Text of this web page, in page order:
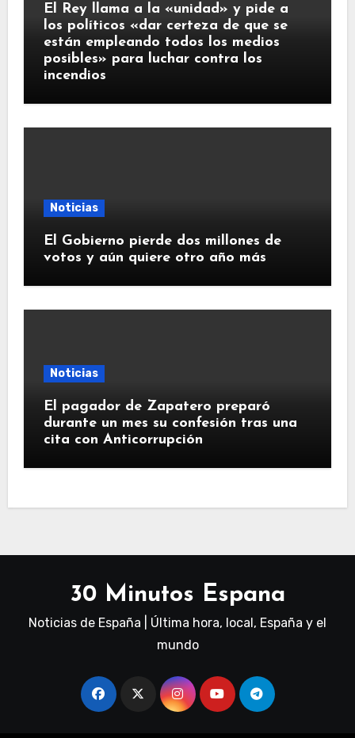
El Rey llama a la «unidad» y pide a
los políticos «dar certeza de que se
están empleando todos los medios
posibles» para luchar contra los
incendios
Noticias
El Gobierno pierde dos millones de
votos y aún quiere otro año más
Noticias
El pagador de Zapatero preparó
durante un mes su confesión tras una
cita con Anticorrupción
30 Minutos Espana
Noticias de España | Última hora, local, España y el
mundo